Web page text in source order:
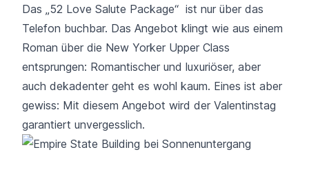
Das „52 Love Salute Package“ ist nur über das
Telefon buchbar. Das Angebot klingt wie aus einem
Roman über die New Yorker Upper Class
entsprungen: Romantischer und luxuriöser, aber
auch dekadenter geht es wohl kaum. Eines ist aber
gewiss: Mit diesem Angebot wird der Valentinstag
garantiert unvergesslich.